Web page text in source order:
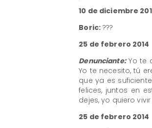
10 de diciembre
Boric: ???
25 de febrero 2014
Denunciante:Yo te
Yo te necesito, tú
que ya es
felices, juntos en
dejes, yo quiero
25 de febrero 2014